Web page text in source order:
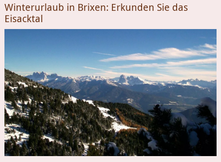
Winterurlaub in Brixen: Erkunden Sie das
Eisacktal